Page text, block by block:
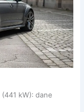
kW): dane